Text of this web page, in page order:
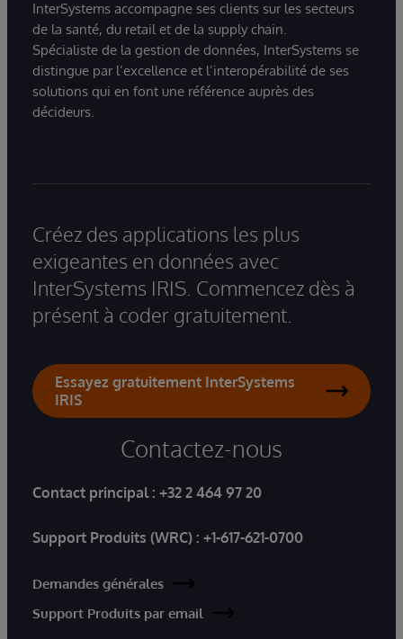
InterSystems accompagne ses clients sur les secteurs
de la santé, du retail et de la supply chain.
Spécialiste de la gestion de données, InterSystems se
distingue par l’excellence et l’interopérabilité de ses
solutions qui en font une référence auprès des
décideurs.
Créez des applications les plus
exigeantes en données avec
InterSystems IRIS. Commencez dès à
présent à coder gratuitement.
Essayez gratuitement InterSystems
IRIS
Contactez-nous
Contact principal : +32 2 464 97 20
Support Produits (WRC) : +1-617-621-0700
Demandes générales
Support Produits par email